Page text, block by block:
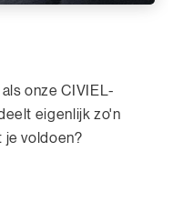
onze CIVIEL-
eigenlijk zo'n
je voldoen?